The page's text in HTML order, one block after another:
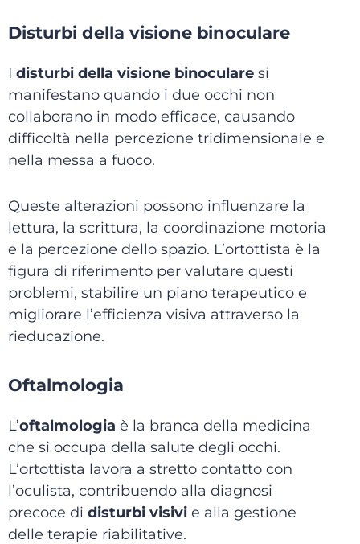
Disturbi della visione binoculare
I disturbi della visione binoculare si
manifestano quando i due occhi non
collaborano in modo efficace, causando
difficoltà nella percezione tridimensionale e
nella messa a fuoco.
Queste alterazioni possono influenzare la
lettura, la scrittura, la coordinazione motoria
e la percezione dello spazio. L’ortottista è la
figura di riferimento per valutare questi
problemi, stabilire un piano terapeutico e
migliorare l’efficienza visiva attraverso la
rieducazione.
Oftalmologia
L’oftalmologia è la branca della medicina
che si occupa della salute degli occhi.
L’ortottista lavora a stretto contatto con
l’oculista, contribuendo alla diagnosi
precoce di disturbi visivi e alla gestione
delle terapie riabilitative.